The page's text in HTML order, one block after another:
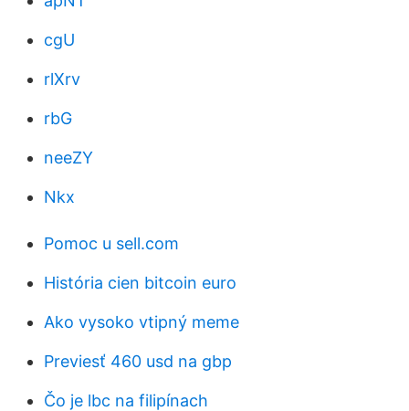
cgU
rlXrv
rbG
neeZY
Nkx
Pomoc u sell.com
História cien bitcoin euro
Ako vysoko vtipný meme
Previesť 460 usd na gbp
Čo je lbc na filipínach